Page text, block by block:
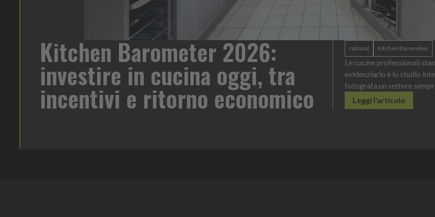
Kitchen Barometer 2026:
investire in cucina oggi, tra
incentivi e ritorno economico
rational Kitchen Barometer
Le cucine professionali
evidenziarlo è lo studio
fotografa un settore
Leggi l'articolo